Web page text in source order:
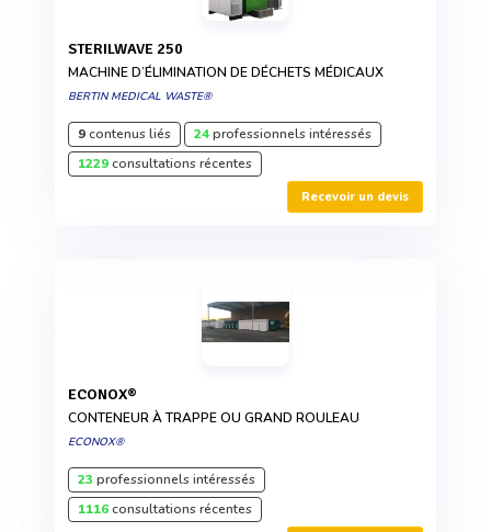
STERILWAVE 250
MACHINE D’ÉLIMINATION DE DÉCHETS MÉDICAUX
BERTIN MEDICAL WASTE®
9contenus liés 24professionnels intéressés
1229consultations récentes
Recevoir un devis
ECONOX®
CONTENEUR À TRAPPE OU GRAND ROULEAU
ECONOX®
23 professionnels intéressés
1116consultations récentes